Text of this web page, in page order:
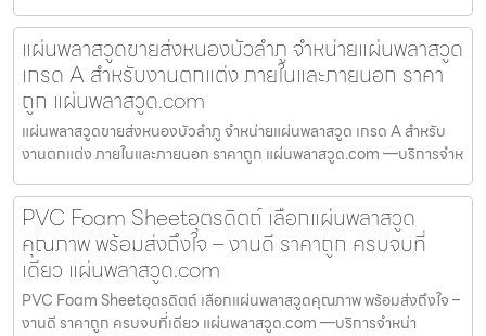
แผ่นพลาสวูดขายส่งหนองบัวลำภู จำหน่ายแผ่นพลาสวูด
เกรด A สำหรับงานตกแต่ง ภายในและภายนอก ราคา
ถูก แผ่นพลาสวูด.com
แผ่นพลาสวูดขายส่งหนองบัวลำภู จำหน่ายแผ่นพลาสวูด เกรด A สำหรับ
งานตกแต่ง ภายในและภายนอก ราคาถูก แผ่นพลาสวูด.com —บริการจำห
PVC Foam Sheetอุตรดิตถ์ เลือกแผ่นพลาสวูด
คุณภาพ พร้อมส่งถึงใจ – งานดี ราคาถูก ครบจบที่
เดียว แผ่นพลาสวูด.com
PVC Foam Sheetอุตรดิตถ์ เลือกแผ่นพลาสวูดคุณภาพ พร้อมส่งถึงใจ –
งานดี ราคาถูก ครบจบที่เดียว แผ่นพลาสวูด.com —บริการจำหน่า